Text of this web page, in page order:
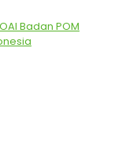
Badan POM